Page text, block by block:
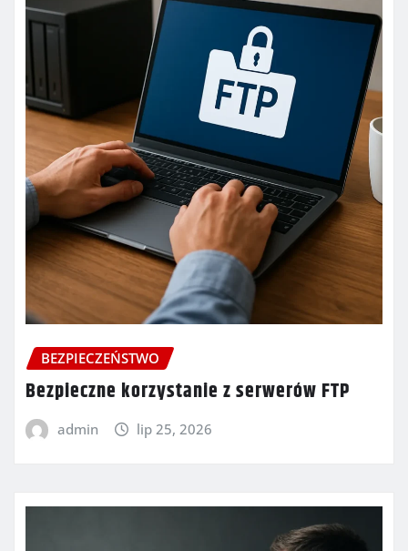
BEZPIECZEŃSTWO
Bezpieczne korzystanie z serwerów FTP
admin lip 25, 2026